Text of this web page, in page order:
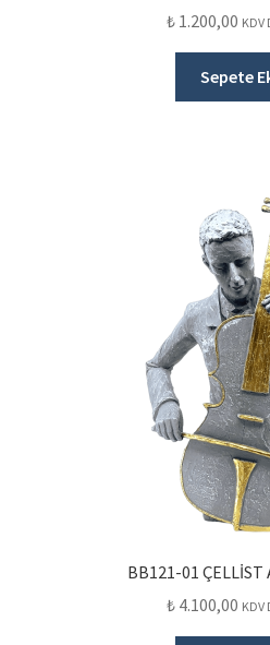
₺ 1.200,00 KDV
Sepete
BB121-01 ÇELLİST
₺ 4.100,00 KDV